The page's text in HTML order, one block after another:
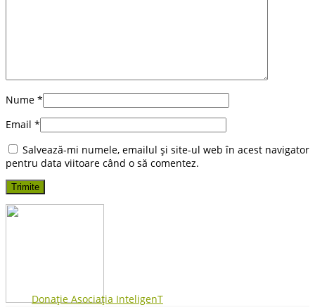
Nume *
Email *
Salvează-mi numele, emailul și site-ul web în acest navigator
pentru data viitoare când o să comentez.
Donație Asociația InteligenT